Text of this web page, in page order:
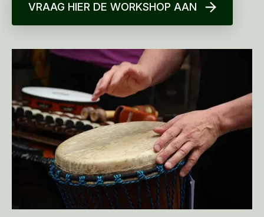
VRAAG HIER DE WORKSHOP AAN